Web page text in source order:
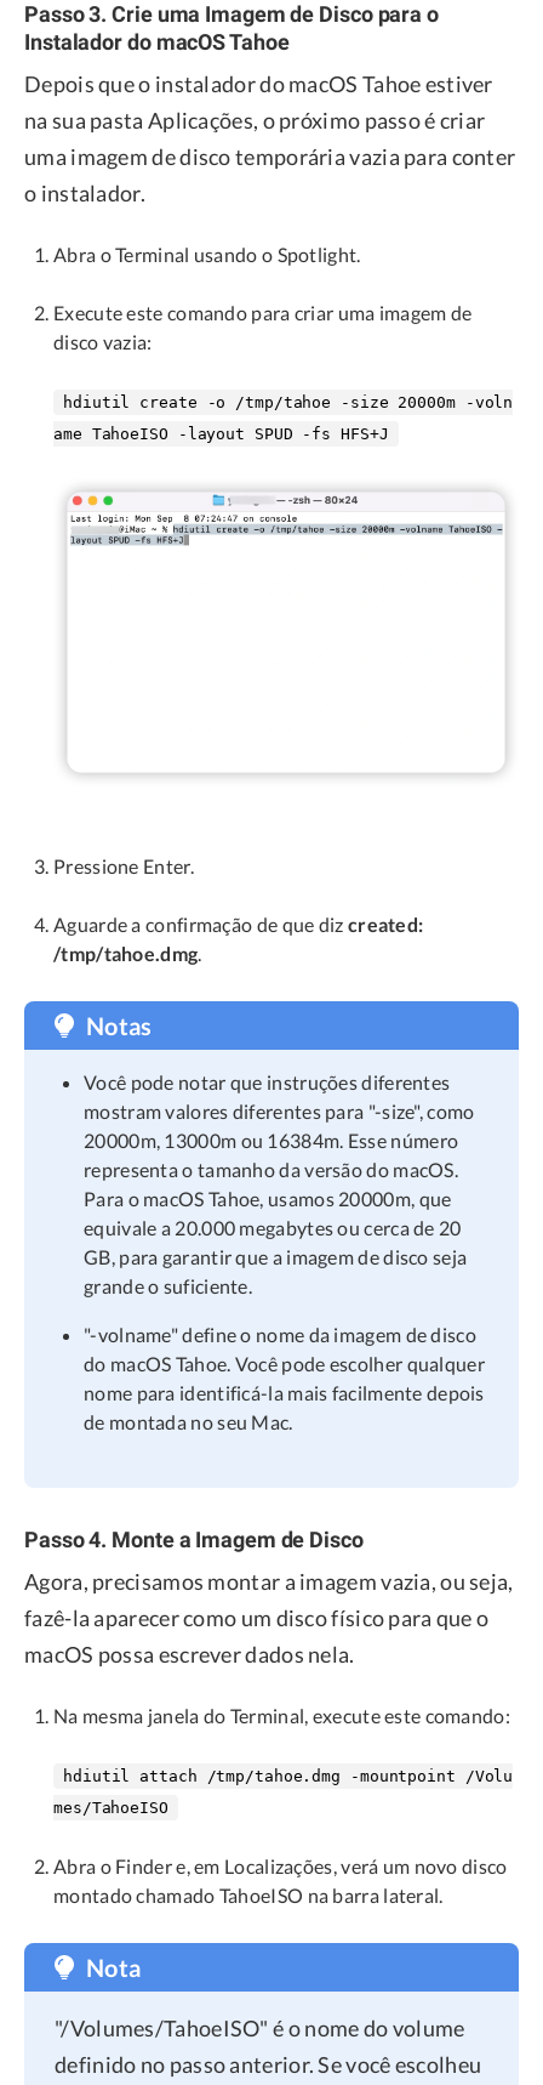
Passo 3. Crie uma Imagem de Disco para o
Instalador do macOS Tahoe
Depois que o instalador do macOS Tahoe estiver
na sua pasta Aplicações, o próximo passo é criar
uma imagem de disco temporária vazia para conter
o instalador.
Abra o Terminal usando o Spotlight.
Execute este comando para criar uma imagem de
disco vazia:
hdiutil create -o /tmp/tahoe -size 20000m -voln
ame TahoeISO -layout SPUD -fs HFS+J
Pressione Enter.
Aguarde a confirmação de que diz created:
/tmp/tahoe.dmg.
Notas
Você pode notar que instruções diferentes
mostram valores diferentes para "-size", como
20000m, 13000m ou 16384m. Esse número
representa o tamanho da versão do macOS.
Para o macOS Tahoe, usamos 20000m, que
equivale a 20.000 megabytes ou cerca de 20
GB, para garantir que a imagem de disco seja
grande o suficiente.
"-volname" define o nome da imagem de disco
do macOS Tahoe. Você pode escolher qualquer
nome para identificá-la mais facilmente depois
de montada no seu Mac.
Passo 4. Monte a Imagem de Disco
Agora, precisamos montar a imagem vazia, ou seja,
fazê-la aparecer como um disco físico para que o
macOS possa escrever dados nela.
Na mesma janela do Terminal, execute este comando:
hdiutil attach /tmp/tahoe.dmg -mountpoint /Volu
mes/TahoeISO
Abra o Finder e, em Localizações, verá um novo disco
montado chamado TahoeISO na barra lateral.
Nota
"/Volumes/TahoeISO" é o nome do volume
definido no passo anterior. Se você escolheu